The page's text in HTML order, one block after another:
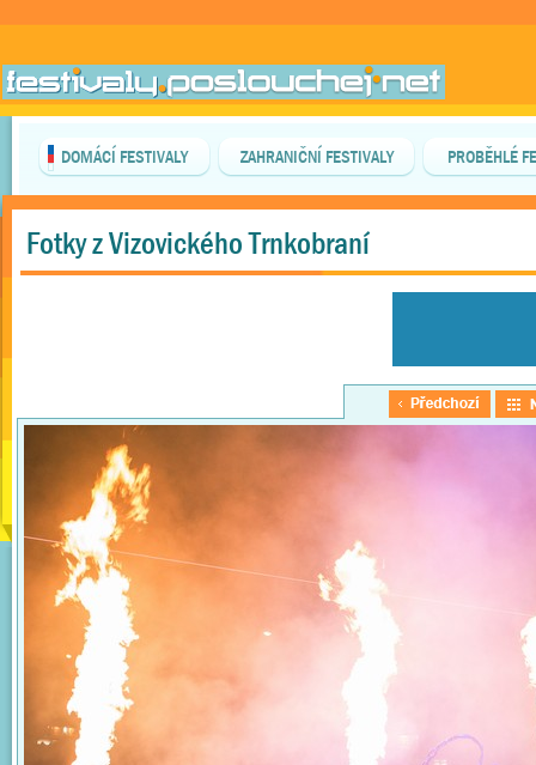
DOMÁCÍ FESTIVALY ZAHRANIČNÍ FESTIVALY PROBĚHLÉ
Fotky z Vizovického Trnkobraní